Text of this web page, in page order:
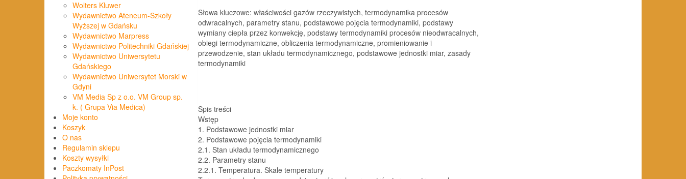
Wolters Kluwer
Wydawnictwo Ateneum-Szkoły
Wyższej w Gdańsku
Wydawnictwo Marpress
Wydawnictwo Politechniki Gdańskiej
Wydawnictwo Uniwersytetu
Gdańskiego
Wydawnictwo Uniwersytet Morski w
Gdyni
VM Media Sp z o.o. VM Group sp.
k. ( Grupa Via Medica)
Moje konto
Koszyk
O nas
Regulamin sklepu
Koszty wysyłki
Paczkomaty InPost
Słowa kluczowe: właściwości gazów rzeczywistych, termodynamika procesów
odwracalnych, parametry stanu, podstawowe pojęcia termodynamiki, podstawy
wymiany ciepła przez konwekcję, podstawy termodynamiki procesów nieodwracalnych,
obiegi termodynamiczne, obliczenia termodynamiczne, promieniowanie i
przewodzenie, stan układu termodynamicznego, podstawowe jednostki miar, zasady
termodynamiki
Spis treści
Wstęp
1. Podstawowe jednostki miar
2. Podstawowe pojęcia termodynamiki
2.1. Stan układu termodynamicznego
2.2. Parametry stanu
2.2.1. Temperatura. Skale temperatury